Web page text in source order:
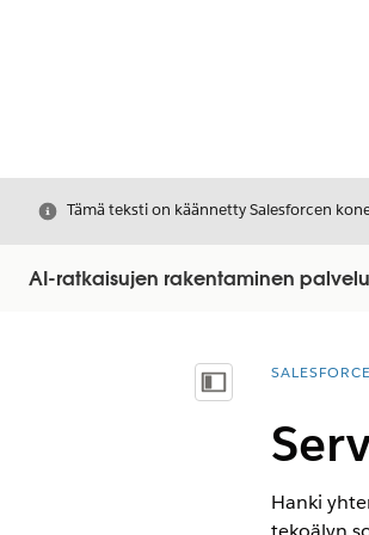
Sulje
Tämä teksti on käännetty Salesforcen
AI-ratkaisujen rakentaminen
Näytä sisällysluettelo
Olet tässä:
Hanki